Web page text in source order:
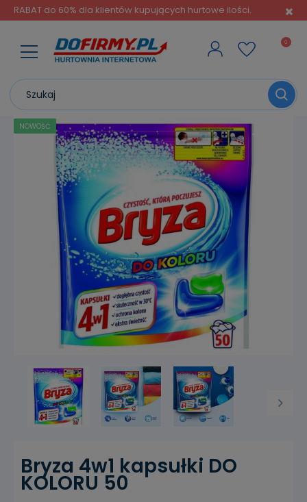
RABAT do 60% dla klientów kupujących hurtowe ilości.
NOWOŚĆ
Bryza 4w1 kapsułki DO
KOLORU 50